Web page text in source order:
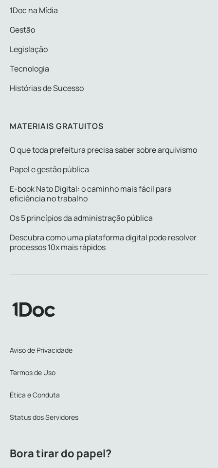
1Doc na Mídia
Gestão
Legislação
Tecnologia
Histórias de Sucesso
MATERIAIS GRATUITOS
O que toda prefeitura precisa saber sobre arquivismo
Papel e gestão pública
E-book Nato Digital: o caminho mais fácil para
eficiência no trabalho
Os 5 princípios da administração pública
Descubra como uma plataforma digital pode resolver
processos 10x mais rápidos
Aviso de Privacidade
Termos de Uso
Ética e Conduta
Status dos Servidores
Bora tirar do papel?